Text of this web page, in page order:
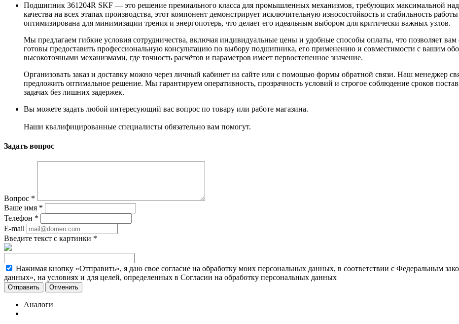
Подшипник 361204R SKF — это решение премиального класса для промышленных механизмов, требующих максимальной
качества на всех этапах производства, этот компонент демонстрирует исключительную износостойкость и стабильность
оптимизирована для минимизации трения и энергопотерь, что делает его идеальным выбором для критически важных узлов.
Мы предлагаем гибкие условия сотрудничества, включая индивидуальные цены и удобные способы оплаты, что позволяет вам
готовы предоставить профессиональную консультацию по выбору подшипника, его применению и совместимости с вашим
высокоточными механизмами, где точность расчётов и параметров имеет первостепенное значение.
Организовать заказ и доставку можно через личный кабинет на сайте или с помощью формы обратной связи. Наш менеджер
предложить оптимальное решение. Мы гарантируем оперативность, прозрачность условий и строгое соблюдение сроков
задачах без лишних задержек.
Вы можете задать любой интересующий вас вопрос по товару или работе магазина.
Наши квалифицированные специалисты обязательно вам помогут.
Задать вопрос
Вопрос *
Ваше имя *
Телефон *
E-mail
Введите текст с картинки *
Нажимая кнопку «Отправить», я даю свое согласие на обработку моих персональных данных, в соответствии с Федеральным
данных», на условиях и для целей, определенных в Согласии на обработку персональных данных
Отменить
Аналоги